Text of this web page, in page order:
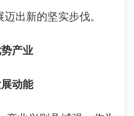
出新的坚实步伐。
产业
动能